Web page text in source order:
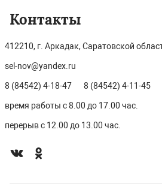
Контакты
412210, г. Аркадак, Саратовской
sel-nov@yandex.ru
8 (84542) 4-18-47 8 (84542) 4-11-45
время работы с 8.00 до 17.00 час.
перерыв с 12.00 до 13.00 час.